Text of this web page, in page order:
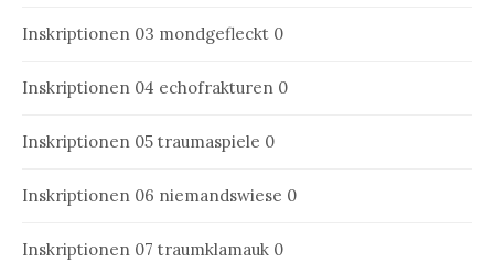
Inskriptionen 03 mondgefleckt 0
Inskriptionen 04 echofrakturen 0
Inskriptionen 05 traumaspiele 0
Inskriptionen 06 niemandswiese 0
Inskriptionen 07 traumklamauk 0